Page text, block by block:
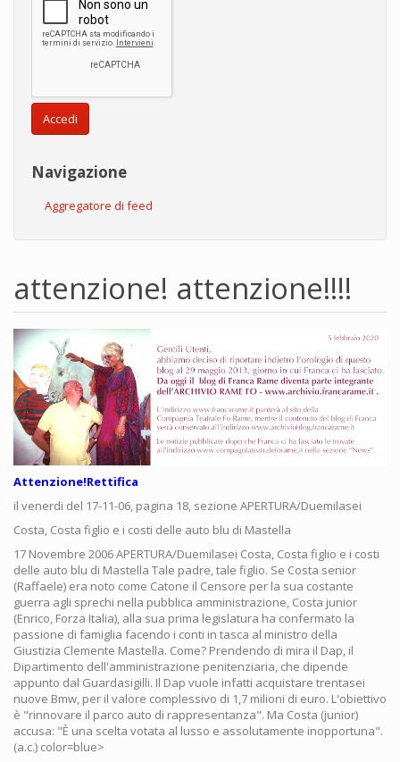
Accedi
Navigazione
Aggregatore di feed
attenzione! attenzione!!!!
Attenzione!Rettifica
il venerdi del 17-11-06, pagina 18, sezione APERTURA/Duemilasei
Costa, Costa figlio e i costi delle auto blu di Mastella
17 Novembre 2006 APERTURA/Duemilasei Costa, Costa figlio e i costi
delle auto blu di Mastella Tale padre, tale figlio. Se Costa senior
(Raffaele) era noto come Catone il Censore per la sua costante
guerra agli sprechi nella pubblica amministrazione, Costa junior
(Enrico, Forza Italia), alla sua prima legislatura ha confermato la
passione di famiglia facendo i conti in tasca al ministro della
Giustizia Clemente Mastella. Come? Prendendo di mira il Dap, il
Dipartimento dell'amministrazione penitenziaria, che dipende
appunto dal Guardasigilli. Il Dap vuole infatti acquistare trentasei
nuove Bmw, per il valore complessivo di 1,7 milioni di euro. L'obiettivo
è "rinnovare il parco auto di rappresentanza". Ma Costa (junior)
accusa: "È una scelta votata al lusso e assolutamente inopportuna".
(a.c.) color=blue>